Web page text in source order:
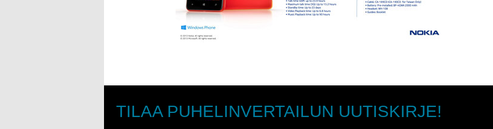
TILAA PUHELINVERTAILUN UUTISKIRJE!